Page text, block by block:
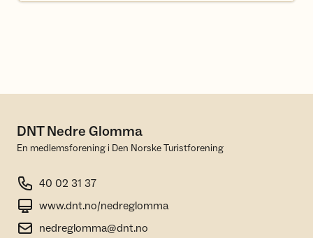
DNT Nedre Glomma
En medlemsforening i Den Norske Turistforening
40 02 31 37
www.dnt.no/nedreglomma
nedreglomma@dnt.no